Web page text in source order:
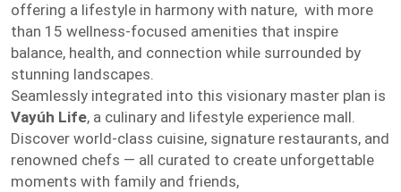
offering a lifestyle in harmony with nature, with more
than 15 wellness-focused amenities that inspire
balance, health, and connection while surrounded by
stunning landscapes.
Seamlessly integrated into this visionary master plan is
Vayúh Life, a culinary and lifestyle experience mall.
Discover world-class cuisine, signature restaurants, and
renowned chefs — all curated to create unforgettable
moments with family and friends,